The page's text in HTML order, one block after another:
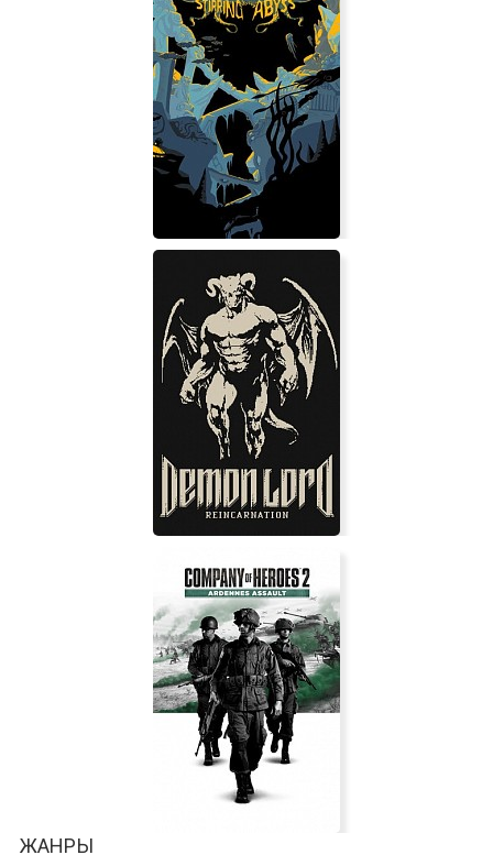
Сталкер Спуск
Stirring Abyss
Demon Lord Reincarnation
ЖАНРЫ